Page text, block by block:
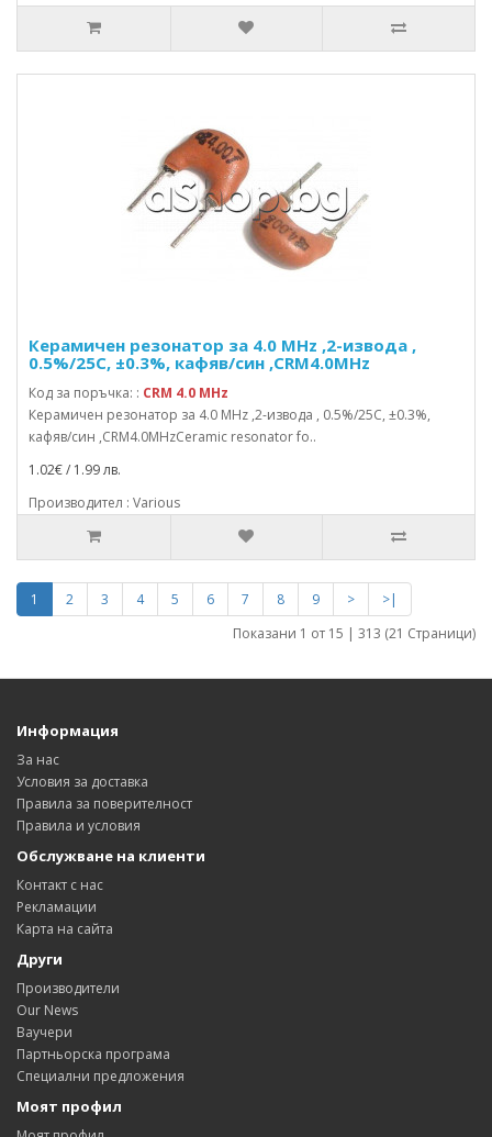
Керамичен резонатор за 4.0 MHz ,2-извода ,
0.5%/25C, ±0.3%, кафяв/син ,CRM4.0MHz
Код за поръчка: : CRM 4.0 MHz
Керамичен резонатор за 4.0 MHz ,2-извода , 0.5%/25C, ±0.3%,
кафяв/син ,CRM4.0MHzCeramic resonator fo..
1.02€ / 1.99 лв.
Производител : Various
1 2 3 4 5 6 7 8 9 >
>|
Показани 1 от 15 | 313 (21 Страници)
Информация
За нас
Условия за доставка
Правила за поверителност
Правила и условия
Обслужване на клиенти
Контакт с нас
Рекламации
Карта на сайта
Други
Производители
Our News
Ваучери
Партньорска програма
Специални предложения
Моят профил